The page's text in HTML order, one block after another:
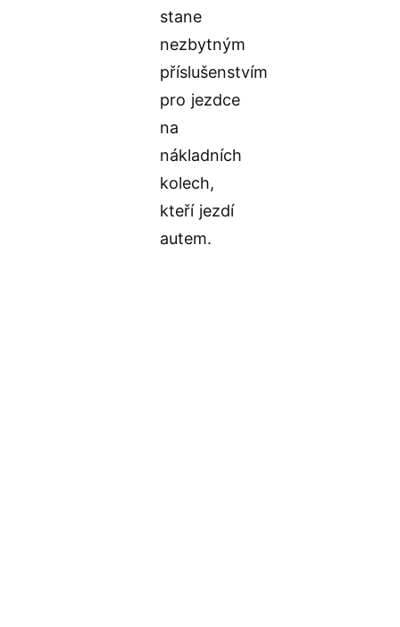
stane
nezbytným
příslušenstvím
pro jezdce
na
nákladních
kolech,
kteří jezdí
autem.